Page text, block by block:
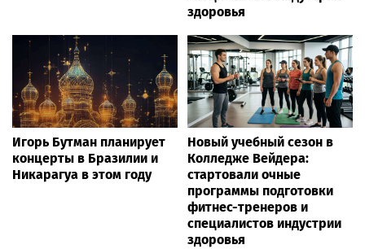
здоровья
Игорь Бутман планирует
концерты в Бразилии и
Никарагуа в этом году
Новый учебный сезон в
Колледже Вейдера:
стартовали очные
программы подготовки
фитнес-тренеров и
специалистов индустрии
здоровья